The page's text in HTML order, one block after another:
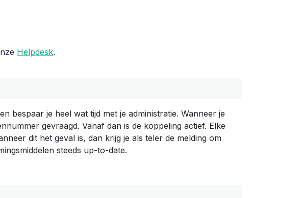
Helpdesk.
bespaar je heel wat tijd met je administratie. Wanneer je
gevraagd. Vanaf dan is de koppeling actief. Elke
dit het geval is, dan krijg je als teler de melding om
steeds up-to-date.